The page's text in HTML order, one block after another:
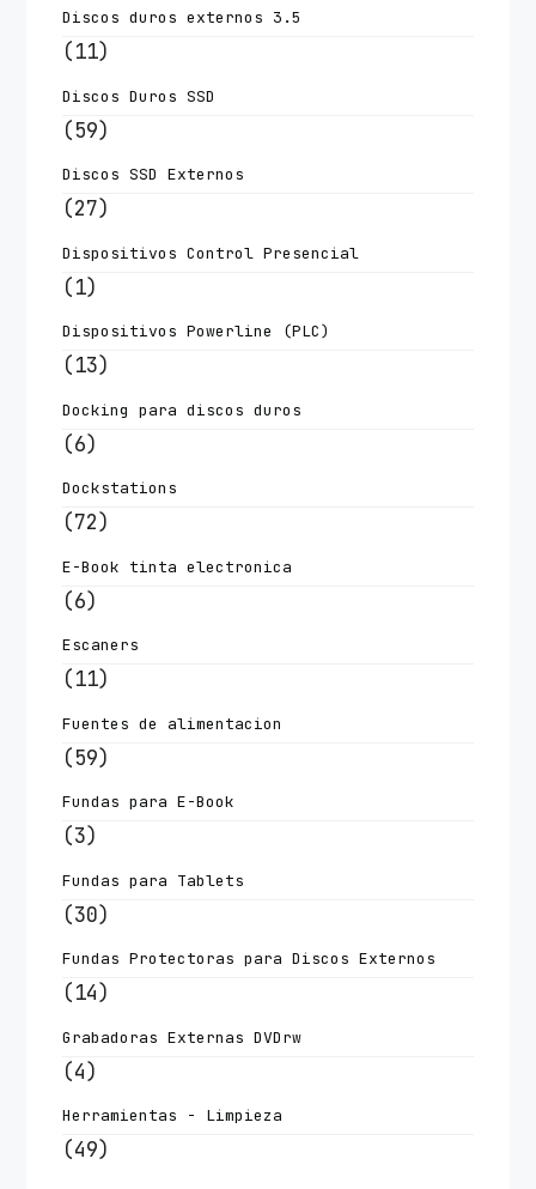
Discos duros externos 3.5
(11)
Discos Duros SSD
(59)
Discos SSD Externos
(27)
Dispositivos Control Presencial
(1)
Dispositivos Powerline (PLC)
(13)
Docking para discos duros
(6)
Dockstations
(72)
E-Book tinta electronica
(6)
Escaners
(11)
Fuentes de alimentacion
(59)
Fundas para E-Book
(3)
Fundas para Tablets
(30)
Fundas Protectoras para Discos Externos
(14)
Grabadoras Externas DVDrw
(4)
Herramientas - Limpieza
(49)